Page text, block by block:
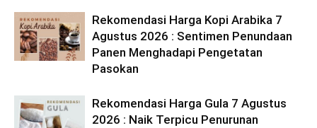
Rekomendasi Harga Kopi Arabika 7
Agustus 2026 : Sentimen Penundaan
Panen Menghadapi Pengetatan
Pasokan
Rekomendasi Harga Gula 7 Agustus
2026 : Naik Terpicu Penurunan